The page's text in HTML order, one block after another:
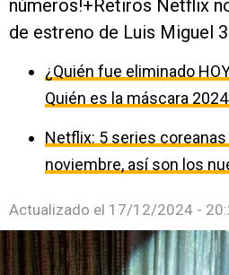
números!+Retiros Netflix
de estreno de Luis Miguel 3
¿Quién fue eliminado
Quién es la máscara
Netflix: 5 series
noviembre, así son los
Actualizado el 17/12/2024 -